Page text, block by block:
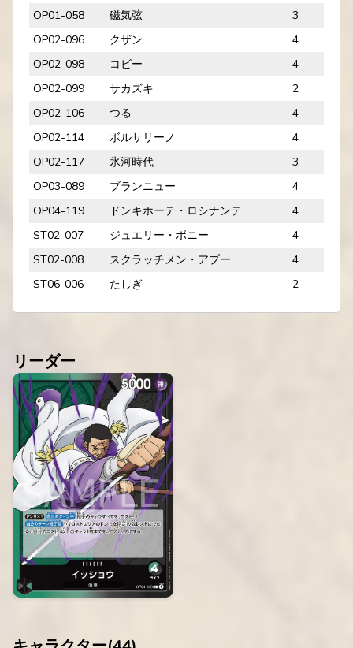
OP01-058
磁気弦
3
OP02-096
クザン
4
OP02-098
コビー
4
OP02-099
サカズキ
2
OP02-106
つる
4
OP02-114
ボルサリーノ
4
OP02-117
氷河時代
3
OP03-089
ブランニュー
4
OP04-119
ドンキホーテ・ロシナンテ
4
ST02-007
ジュエリー・ボニー
4
ST02-008
スクラッチメン・アプー
4
ST06-006
たしぎ 2
リーダー